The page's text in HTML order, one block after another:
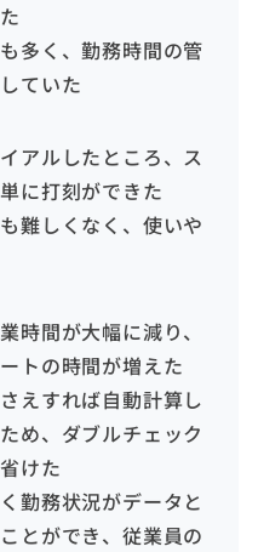
多く、勤務時間の管
ていた
アルしたところ、ス
に打刻ができた
難しくなく、使いや
時間が大幅に減り、
トの時間が増えた
えすれば自動計算し
め、ダブルチェック
けた
勤務状況がデータと
とができ、従業員の